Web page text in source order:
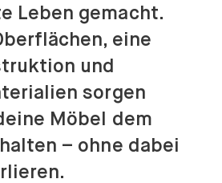
Leben gemacht.
eine
und
sorgen
Möbel dem
– ohne dabei